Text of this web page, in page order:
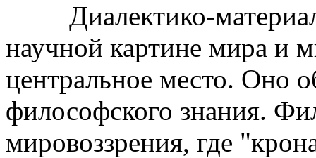
Диалектико-
научной картине мира и
центральное место. Оно
философского знания.
мировоззрения, где